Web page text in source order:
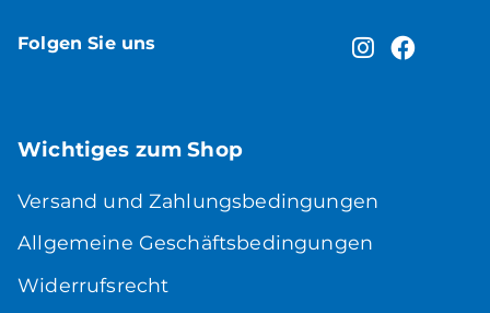
Folgen Sie uns
Wichtiges zum Shop
Versand und Zahlungsbedingungen
Allgemeine Geschäftsbedingungen
Widerrufsrecht